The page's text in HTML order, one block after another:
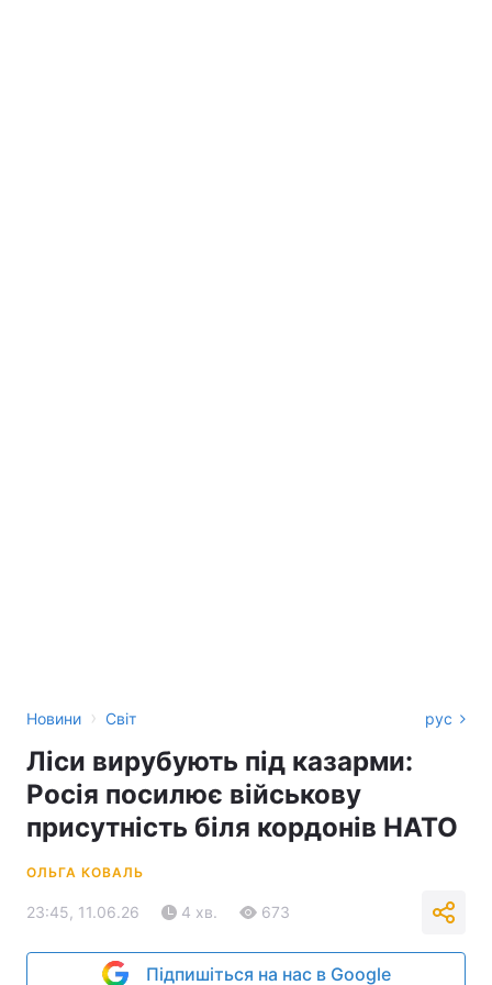
Новини › Світ рус
Ліси вирубують під казарми:
Росія посилює військову
присутність біля кордонів НАТО
ОЛЬГА КОВАЛЬ
23:45, 11.06.26 4 хв. 673
Підпишіться на нас в Google